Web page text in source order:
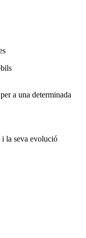
a una determinada
i la seva evolució